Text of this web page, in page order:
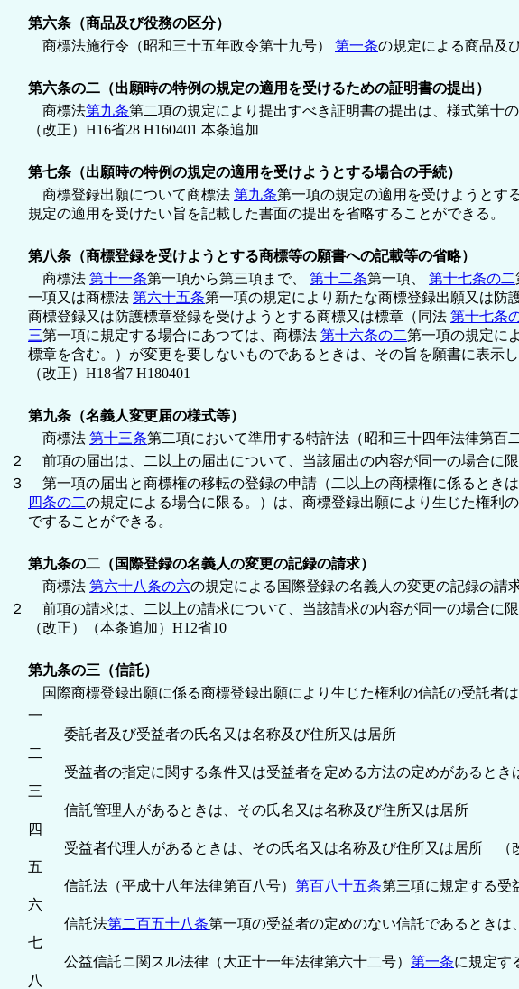
第六条（商品及び役務の区分）
商標法施行令（昭和三十五年政令第十九号） 第一条の規定による商品及
第六条の二（出願時の特例の規定の適用を受けるための証明書の提出）
商標法第九条第二項の規定により提出すべき証明書の提出は、様式第十
（改正）H16省28 H160401 本条追加
第七条（出願時の特例の規定の適用を受けようとする場合の手続）
商標登録出願について商標法 第九条第一項の規定の適用を受けようとす
規定の適用を受けたい旨を記載した書面の提出を省略することができる。
第八条（商標登録を受けようとする商標等の願書への記載等の省略）
商標法 第十一条第一項から第三項まで、 第十二条第一項、 第十七条の二
一項又は商標法 第六十五条第一項の規定により新たな商標登録出願又は防
商標登録又は防護標章登録を受けようとする商標又は標章（同法 第十七条
三第一項に規定する場合にあつては、商標法 第十六条の二第一項の規定に
標章を含む。）が変更を要しないものであるときは、その旨を願書に表示
（改正）H18省7 H180401
第九条（名義人変更届の様式等）
商標法 第十三条第二項において準用する特許法（昭和三十四年法律第百
２
前項の届出は、二以上の届出について、当該届出の内容が同一の場合に
３
第一項の届出と商標権の移転の登録の申請（二以上の商標権に係るとき
四条の二の規定による場合に限る。）は、商標登録出願により生じた権利
ですることができる。
第九条の二（国際登録の名義人の変更の記録の請求）
商標法 第六十八条の六の規定による国際登録の名義人の変更の記録の請
２
前項の請求は、二以上の請求について、当該請求の内容が同一の場合に
（改正）（本条追加）H12省10
第九条の三（信託）
国際商標登録出願に係る商標登録出願により生じた権利の信託の受託者
一
委託者及び受益者の氏名又は名称及び住所又は居所
二
受益者の指定に関する条件又は受益者を定める方法の定めがあると
三
信託管理人があるときは、その氏名又は名称及び住所又は居所
四
受益者代理人があるときは、その氏名又は名称及び住所又は居所 （
五
信託法（平成十八年法律第百八号） 第百八十五条第三項に規定する受
六
信託法第二百五十八条第一項の受益者の定めのない信託であるとき
七
公益信託ニ関スル法律（大正十一年法律第六十二号） 第一条に規定す
八